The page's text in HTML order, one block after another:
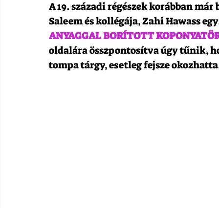
A 19. századi régészek korábban
Saleem és kollégája, Zahi Hawass
ANYAGGAL BORÍTOTT
oldalára összpontosítva úgy tűnik,
tompa tárgy, esetleg fejsze